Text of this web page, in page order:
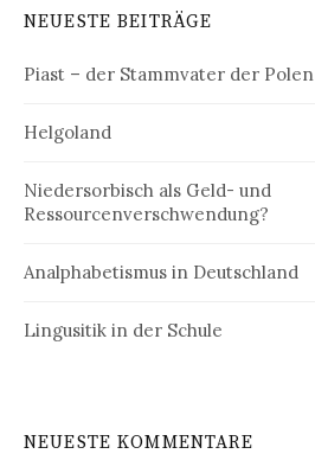
NEUESTE BEITRÄGE
Piast – der Stammvater der Polen
Helgoland
Niedersorbisch als Geld- und
Ressourcenverschwendung?
Analphabetismus in Deutschland
Lingusitik in der Schule
NEUESTE KOMMENTARE